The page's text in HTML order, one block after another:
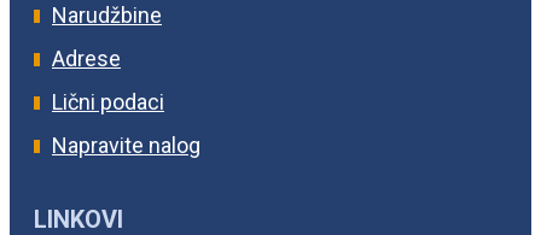
Narudžbine
Adrese
Lični podaci
Napravite nalog
LINKOVI